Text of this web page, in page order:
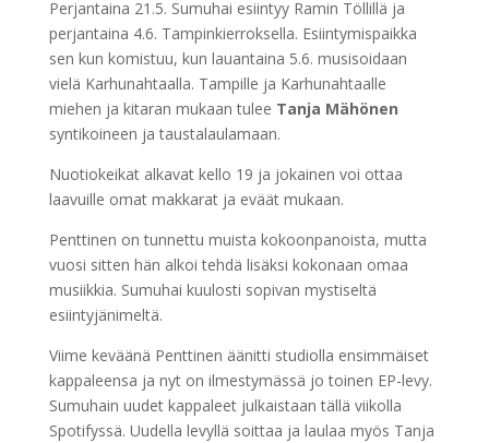
Perjantaina 21.5. Sumuhai esiintyy Ramin Töllillä ja
perjantaina 4.6. Tampinkierroksella. Esiintymispaikka
sen kun komistuu, kun lauantaina 5.6. musisoidaan
vielä Karhunahtaalla. Tampille ja Karhunahtaalle
miehen ja kitaran mukaan tulee Tanja Mähönen
syntikoineen ja taustalaulamaan.
Nuotiokeikat alkavat kello 19 ja jokainen voi ottaa
laavuille omat makkarat ja eväät mukaan.
Penttinen on tunnettu muista kokoonpanoista, mutta
vuosi sitten hän alkoi tehdä lisäksi kokonaan omaa
musiikkia. Sumuhai kuulosti sopivan mystiseltä
esiintyjänimeltä.
Viime keväänä Penttinen äänitti studiolla ensimmäiset
kappaleensa ja nyt on ilmestymässä jo toinen EP-levy.
Sumuhain uudet kappaleet julkaistaan tällä viikolla
Spotifyssä. Uudella levyllä soittaa ja laulaa myös Tanja